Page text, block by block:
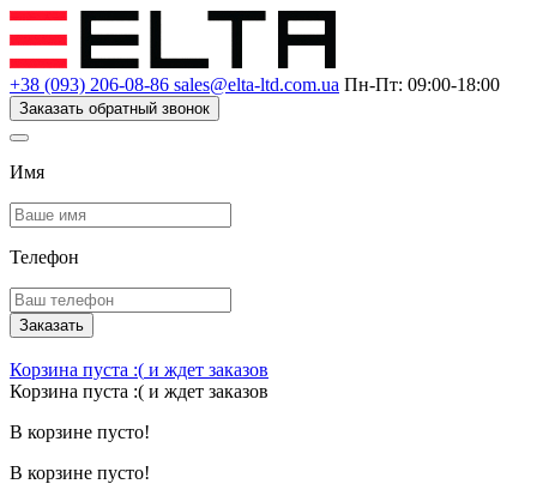
+38 (093) 206-08-86 sales@elta-ltd.com.ua Пн-Пт: 09:00-18:00
Заказать обратный звонок
Имя
Телефон
Заказать
Корзина пуста :( и ждет заказов
Корзина пуста :( и ждет заказов
В корзине пусто!
В корзине пусто!